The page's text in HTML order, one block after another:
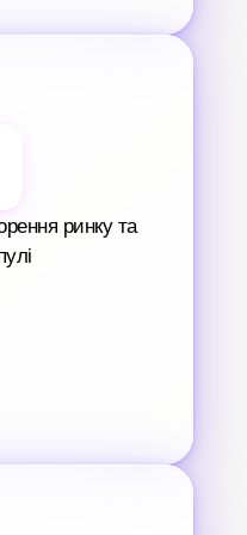
ринку та